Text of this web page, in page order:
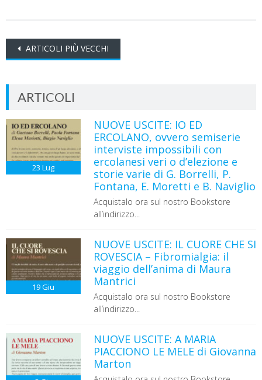
Navigazione
ARTICOLI PIÙ VECCHI
ARTICOLI
23 Lug
NUOVE USCITE: IO ED
ERCOLANO, ovvero semiserie
interviste impossibili con
ercolanesi veri o d’elezione e
storie varie di G. Borrelli, P.
Fontana, E. Moretti e B. Naviglio
Acquistalo ora sul nostro Bookstore
all’indirizzo...
19Giu
NUOVE USCITE: IL CUORE CHE SI
ROVESCIA – Fibromialgia: il
viaggio dell’anima di Maura
Mantrici
Acquistalo ora sul nostro Bookstore
all’indirizzo...
NUOVE USCITE: A MARIA
PIACCIONO LE MELE di Giovanna
Marton